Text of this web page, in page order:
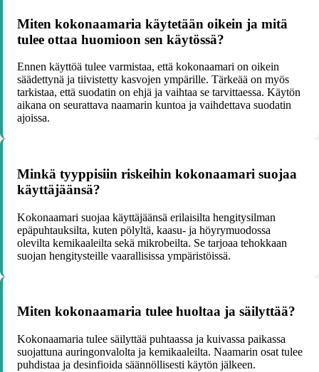
Miten kokonaamaria käytetään oikein ja mitä
tulee ottaa huomioon sen käytössä?
Ennen käyttöä tulee varmistaa, että kokonaamari on oikein
säädettynä ja tiivistetty kasvojen ympärille. Tärkeää on myös
tarkistaa, että suodatin on ehjä ja vaihtaa se tarvittaessa. Käytön
aikana on seurattava naamarin kuntoa ja vaihdettava suodatin
ajoissa.
Minkä tyyppisiin riskeihin kokonaamari suojaa
käyttäjäänsä?
Kokonaamari suojaa käyttäjäänsä erilaisilta hengitysilman
epäpuhtauksilta, kuten pölyltä, kaasu- ja höyrymuodossa
olevilta kemikaaleilta sekä mikrobeilta. Se tarjoaa tehokkaan
suojan hengitysteille vaarallisissa ympäristöissä.
Miten kokonaamaria tulee huoltaa ja säilyttää?
Kokonaamaria tulee säilyttää puhtaassa ja kuivassa paikassa
suojattuna auringonvalolta ja kemikaaleilta. Naamarin osat tulee
puhdistaa ja desinfioida säännöllisesti käytön jälkeen.